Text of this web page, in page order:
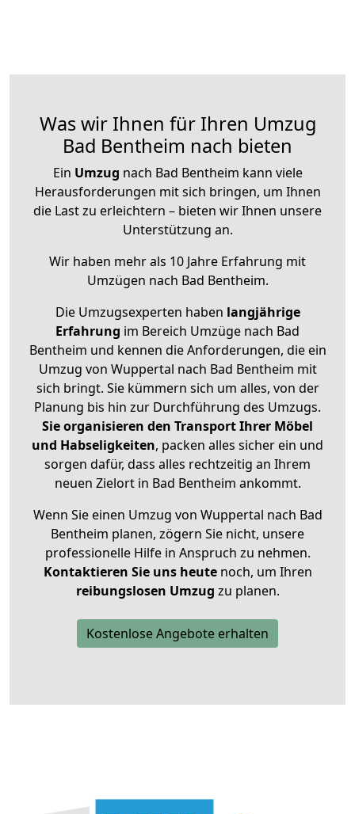
Was wir Ihnen für Ihren Umzug
Bad Bentheim nach bieten
Ein Umzug nach Bad Bentheim kann viele
Herausforderungen mit sich bringen, um Ihnen
die Last zu erleichtern – bieten wir Ihnen unsere
Unterstützung an.
Wir haben mehr als 10 Jahre Erfahrung mit
Umzügen nach Bad Bentheim.
Die Umzugsexperten haben langjährige
Erfahrung im Bereich Umzüge nach Bad
Bentheim und kennen die Anforderungen, die ein
Umzug von Wuppertal nach Bad Bentheim mit
sich bringt. Sie kümmern sich um alles, von der
Planung bis hin zur Durchführung des Umzugs.
Sie organisieren den Transport Ihrer Möbel
und Habseligkeiten, packen alles sicher ein und
sorgen dafür, dass alles rechtzeitig an Ihrem
neuen Zielort in Bad Bentheim ankommt.
Wenn Sie einen Umzug von Wuppertal nach Bad
Bentheim planen, zögern Sie nicht, unsere
professionelle Hilfe in Anspruch zu nehmen.
Kontaktieren Sie uns heutenoch, um Ihren
reibungslosen Umzug zu planen.
Kostenlose Angebote erhalten